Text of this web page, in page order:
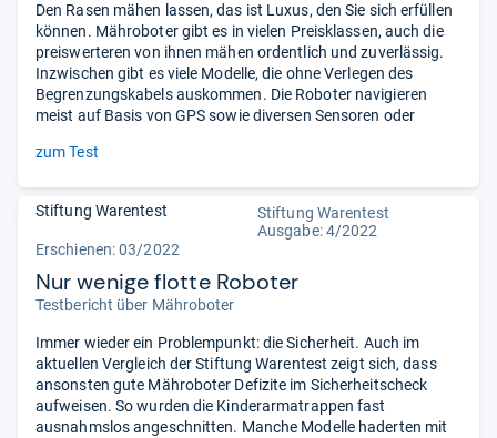
Den Rasen mähen lassen, das ist Luxus, den Sie sich erfüllen
können. Mähroboter gibt es in vielen Preisklassen, auch die
preiswerteren von ihnen mähen ordentlich und zuverlässig.
Inzwischen gibt es viele Modelle, die ohne Verlegen des
Begrenzungskabels auskommen. Die Roboter navigieren
meist auf Basis von GPS sowie diversen Sensoren oder
zum Test
Stiftung Warentest
Stiftung Warentest
Ausgabe: 4/2022
Erschienen: 03/2022
Nur wenige flotte Roboter
Testbericht über Mähroboter
Immer wieder ein Problempunkt: die Sicherheit. Auch im
aktuellen Vergleich der Stiftung Warentest zeigt sich, dass
ansonsten gute Mähroboter Defizite im Sicherheitscheck
aufweisen. So wurden die Kinderarmatrappen fast
ausnahmslos angeschnitten. Manche Modelle haderten mit